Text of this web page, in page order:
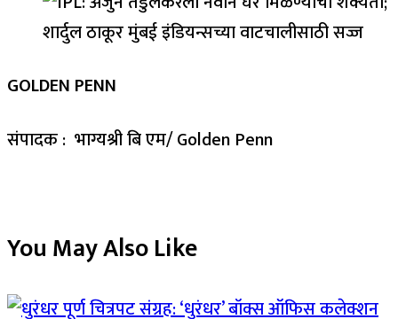
GOLDEN PENN
संपादक : भाग्यश्री बि एम/ Golden Penn
You May Also Like